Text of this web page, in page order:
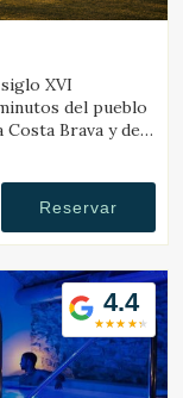
XVI
del pueblo
Costa Brava y de
Reservar
4.4
información
del usuario
hábitos de
usuario.